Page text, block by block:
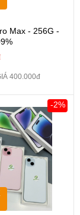
Max - 256G -
400.000đ
-2%